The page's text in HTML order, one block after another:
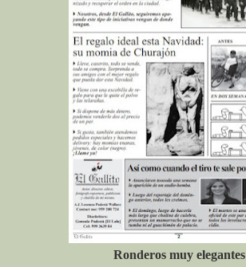
Ronderos muy elegantes